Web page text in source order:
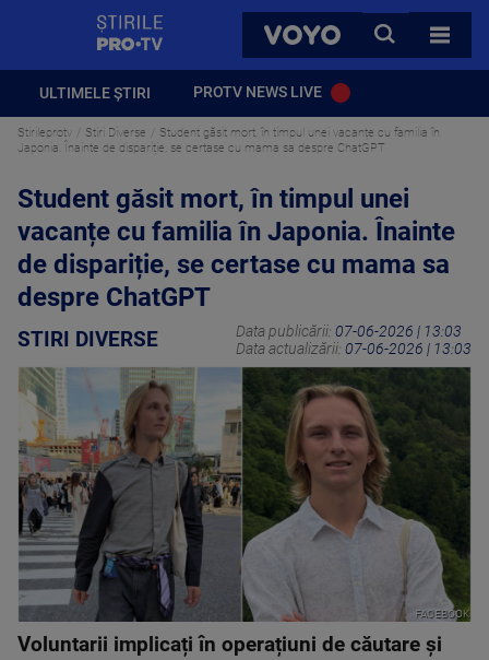
VOYO
CAUTA
TOATE
ULTIMELE ȘTIRI PROTV NEWS LIVE
Stirileprotv Stiri Diverse
Student găsit mort, în timpul unei vacanțe cu familia în
Japonia. Înainte de dispariție, se certase cu mama sa despre ChatGPT
Student găsit mort, în timpul unei
vacanțe cu familia în Japonia. Înainte
de dispariție, se certase cu mama sa
despre ChatGPT
STIRI DIVERSE Data publicării: 07-06-2026 | 13:03
Data actualizării: 07-06-2026 | 13:03
FACEBOOK
Voluntarii implicați în operațiuni de căutare și